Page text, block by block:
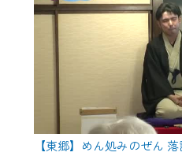
【東郷】めん処みのぜん
テナンス中」になり
ん。
ご不便をおかけいた
よろしくお願いいた